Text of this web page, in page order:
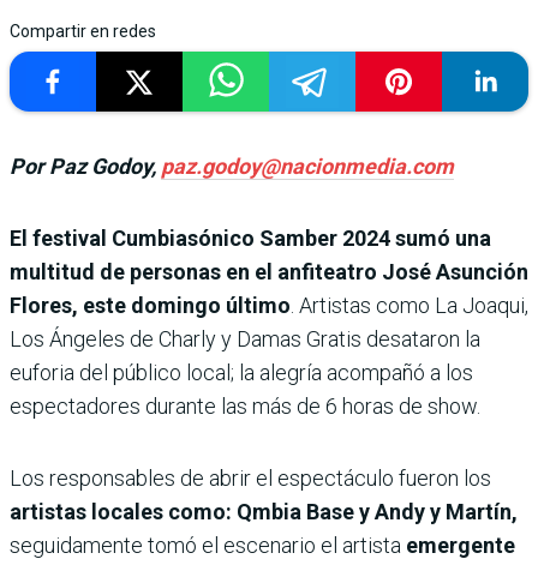
Compartir en redes
Por Paz Godoy, paz.godoy@nacionmedia.com
El festival Cumbiasónico Samber 2024 sumó una
multitud de personas en el anfiteatro José Asunción
Flores, este domingo último . Artistas como La Joaqui,
Los Ángeles de Charly y Damas Gratis desataron la
euforia del público local; la alegría acompañó a los
espectadores durante las más de 6 horas de show.
Los responsables de abrir el espectáculo fueron los
artistas locales como: Qmbia Base y Andy y Martín,
seguidamente tomó el escenario el artista emergente